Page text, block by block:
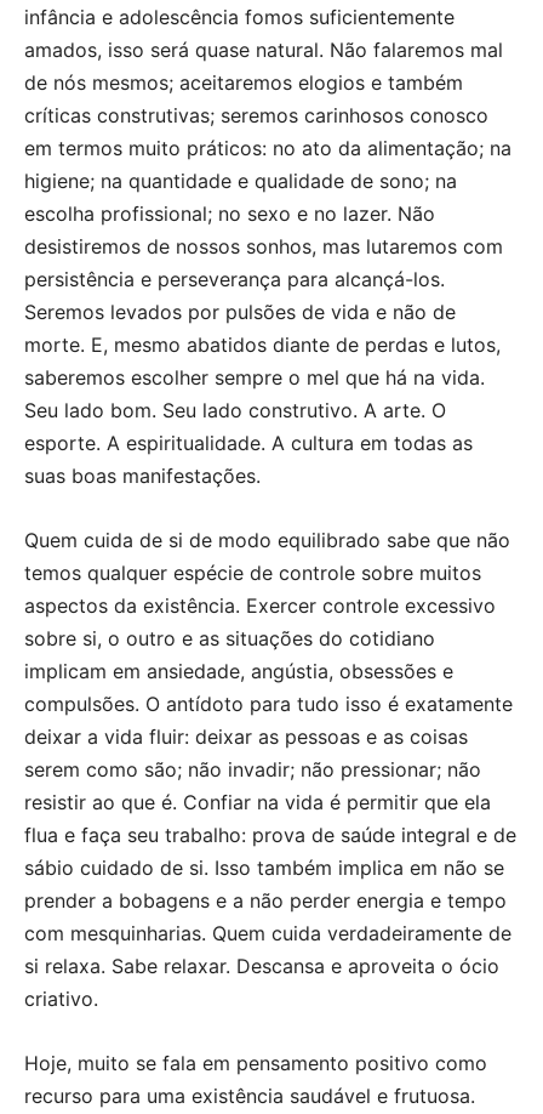
infância e adolescência fomos suficientemente
amados, isso será quase natural. Não falaremos mal
de nós mesmos; aceitaremos elogios e também
críticas construtivas; seremos carinhosos conosco
em termos muito práticos: no ato da alimentação; na
higiene; na quantidade e qualidade de sono; na
escolha profissional; no sexo e no lazer. Não
desistiremos de nossos sonhos, mas lutaremos com
persistência e perseverança para alcançá-los.
Seremos levados por pulsões de vida e não de
morte. E, mesmo abatidos diante de perdas e lutos,
saberemos escolher sempre o mel que há na vida.
Seu lado bom. Seu lado construtivo. A arte. O
esporte. A espiritualidade. A cultura em todas as
suas boas manifestações.
Quem cuida de si de modo equilibrado sabe que não
temos qualquer espécie de controle sobre muitos
aspectos da existência. Exercer controle excessivo
sobre si, o outro e as situações do cotidiano
implicam em ansiedade, angústia, obsessões e
compulsões. O antídoto para tudo isso é exatamente
deixar a vida fluir: deixar as pessoas e as coisas
serem como são; não invadir; não pressionar; não
resistir ao que é. Confiar na vida é permitir que ela
flua e faça seu trabalho: prova de saúde integral e de
sábio cuidado de si. Isso também implica em não se
prender a bobagens e a não perder energia e tempo
com mesquinharias. Quem cuida verdadeiramente de
si relaxa. Sabe relaxar. Descansa e aproveita o ócio
criativo.
Hoje, muito se fala em pensamento positivo como
recurso para uma existência saudável e frutuosa.